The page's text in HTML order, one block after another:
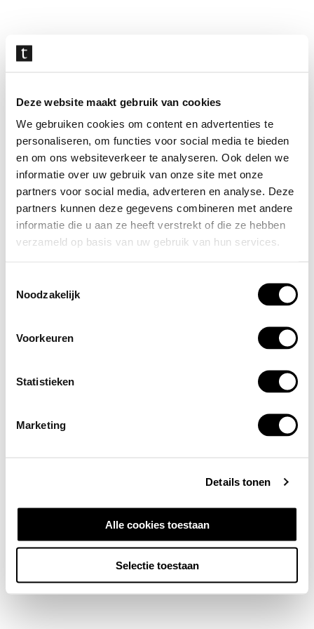
Deze website maakt gebruik van cookies
We gebruiken cookies om content en advertenties te
personaliseren, om functies voor social media te bieden
en om ons websiteverkeer te analyseren. Ook delen we
informatie over uw gebruik van onze site met onze
partners voor social media, adverteren en analyse. Deze
partners kunnen deze gegevens combineren met andere
informatie die u aan ze heeft verstrekt of die ze hebben
verzameld op basis van uw gebruik van hun services.
Noodzakelijk
Voorkeuren
Statistieken
Marketing
Details tonen
Alle cookies toestaan
Selectie toestaan
overslaan